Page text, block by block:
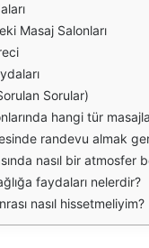
Masaj Salonları
Sorular)
hangi tür
randevu almak
nasıl bir atmosfer
faydaları nelerdir?
nasıl hissetmeliyim?